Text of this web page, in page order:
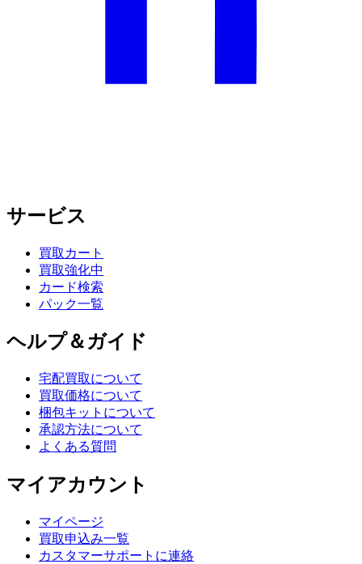
サービス
買取カート
買取強化中
カード検索
パック一覧
ヘルプ＆ガイド
宅配買取について
買取価格について
梱包キットについて
承認方法について
よくある質問
マイアカウント
マイページ
買取申込み一覧
カスタマーサポートに連絡